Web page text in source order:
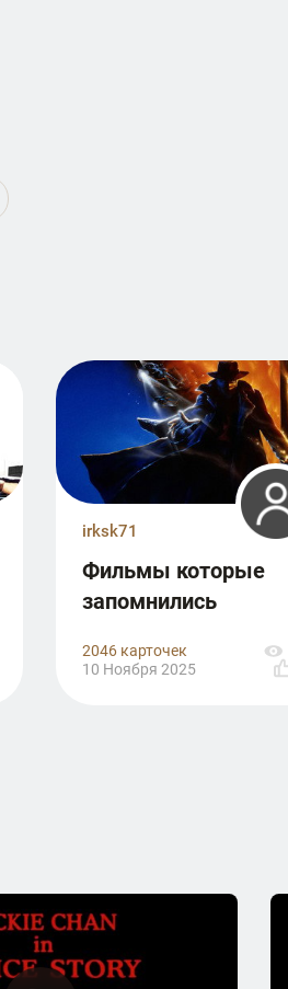
irksk71
Фильмы которые
запомнились
2046 карточек
10 Ноября 2025